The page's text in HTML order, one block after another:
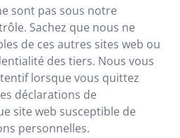
sont pas sous notre
Sachez que nous ne
de ces autres sites web ou
des tiers. Nous vous
lorsque vous quittez
déclarations de
site web susceptible de
personnelles.